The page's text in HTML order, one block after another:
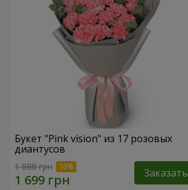
Букет "Pink vision" из 17 розовых
диантусов
1 888 грн Заказать